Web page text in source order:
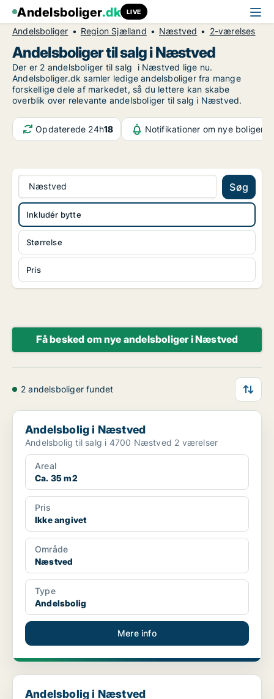
Andelsboliger.dk LIVE
Andelsboliger Region Sjælland Næstved 2-værelses
Andelsboliger til salg i Næstved
Der er 2 andelsboliger til salg i Næstved lige nu.
Andelsboliger.dk samler ledige andelsboliger fra mange
forskellige dele af markedet, så du lettere kan skabe
overblik over relevante andelsboliger til salg i Næstved.
Opdaterede 24h18 Notifikationer om nye boliger
Næstved Søg
Størrelse
Pris
Inkludér bytte
Få besked om nye andelsboliger i Næstved
2 andelsboliger fundet
Andelsbolig i Næstved
Andelsbolig i Næstved
Andelsbolig til salg i 4700 Næstved 2 værelser
Areal
Ca. 35 m2
Pris
Ikke angivet
Område
Næstved
Type
Andelsbolig
Mere info
Andelsbolig i Næstved
Andelsbolig i Næstved